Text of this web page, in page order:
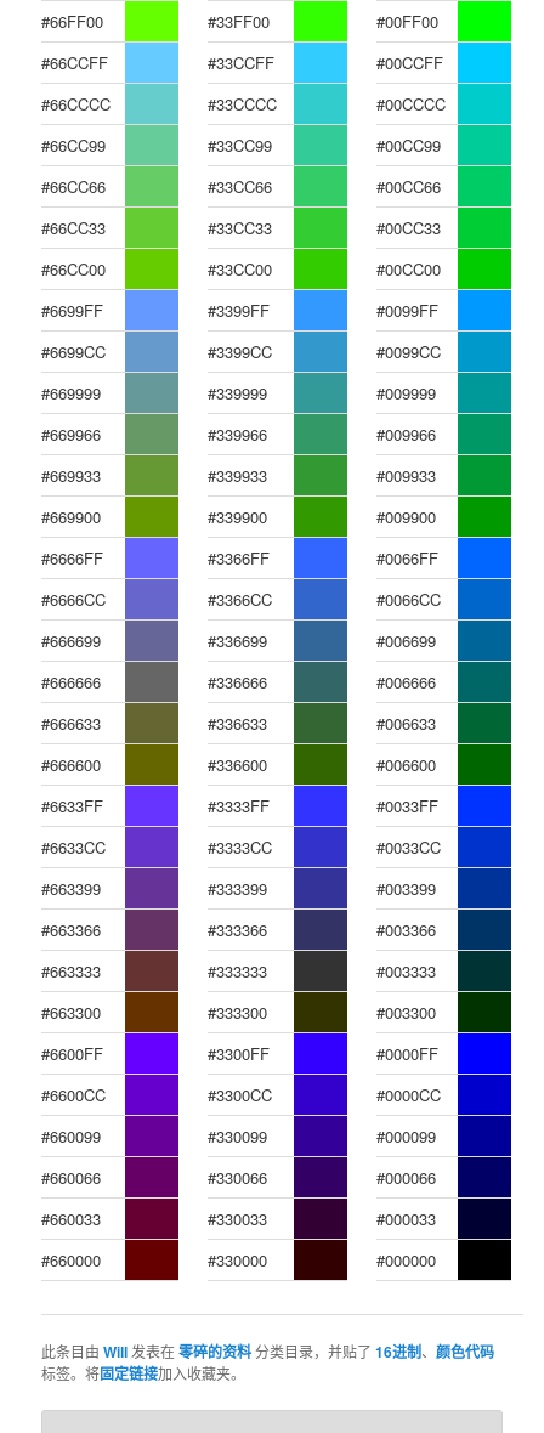
#66FF00
#66CCFF
#66CCCC
#66CC99
#66CC66
#66CC33
#66CC00
#6699FF
#6699CC
#669999
#669966
#669933
#669900
#6666FF
#6666CC
#666699
#666666
#666633
#666600
#6633FF
#6633CC
#663399
#663366
#663333
#663300
#6600FF
#6600CC
#660099
#660066
#660033
#660000
#33FF00
#33CCFF
#33CCCC
#33CC99
#33CC66
#33CC33
#33CC00
#3399FF
#3399CC
#339999
#339966
#339933
#339900
#3366FF
#3366CC
#336699
#336666
#336633
#336600
#3333FF
#3333CC
#333399
#333366
#333333
#333300
#3300FF
#3300CC
#330099
#330066
#330033
#330000
#00FF00
#00CCFF
#00CCCC
#00CC99
#00CC66
#00CC33
#00CC00
#0099FF
#0099CC
#009999
#009966
#009933
#009900
#0066FF
#0066CC
#006699
#006666
#006633
#006600
#0033FF
#0033CC
#003399
#003366
#003333
#003300
#0000FF
#0000CC
#000099
#000066
#000033
#000000
此条目由Will 发表在零碎的资料分类目录，并贴了16进制、颜色代码
标签。将固定链接加入收藏夹。